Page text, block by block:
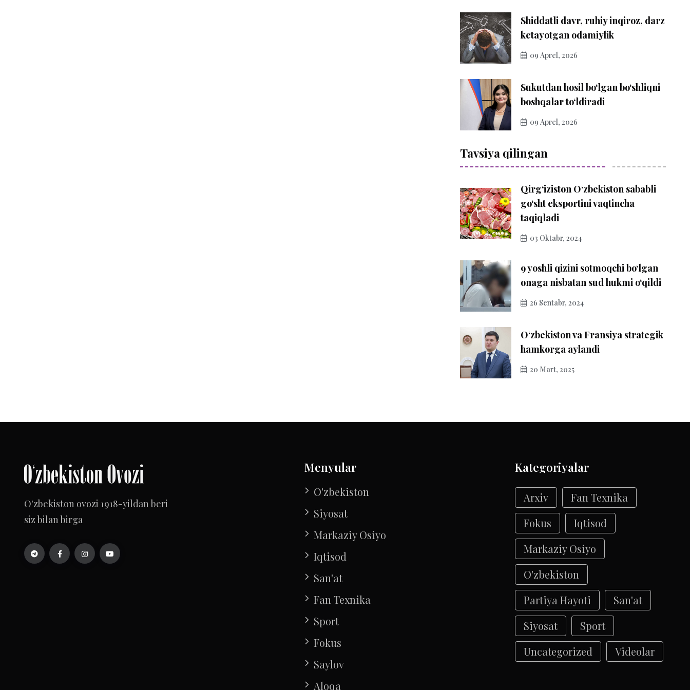
Shiddatli davr, ruhiy inqiroz, darz
ketayotgan odamiylik
09 Aprel, 2026
Sukutdan hosil bo‘lgan bo‘shliqni
boshqalar to‘ldiradi
09 Aprel, 2026
Tavsiya qilingan
Qirg‘iziston O‘zbekiston sababli
go‘sht eksportini vaqtincha
taqiqladi
03 Oktabr, 2024
9 yoshli qizini sotmoqchi bo‘lgan
onaga nisbatan sud hukmi o‘qildi
26 Sentabr, 2024
O‘zbekiston va Fransiya strategik
hamkorga aylandi
20 Mart, 2025
O'zbekiston ovozi 1918-yildan beri
siz bilan birga
Menyular
O'zbekiston
Siyosat
Markaziy Osiyo
Iqtisod
San'at
Fan Texnika
Sport
Fokus
Saylov
Aloqa
Kategoriyalar
Arxiv
Fan Texnika
Fokus
Iqtisod
Markaziy Osiyo
O'zbekiston
Partiya Hayoti
San'at
Siyosat
Sport
Uncategorized
Videolar